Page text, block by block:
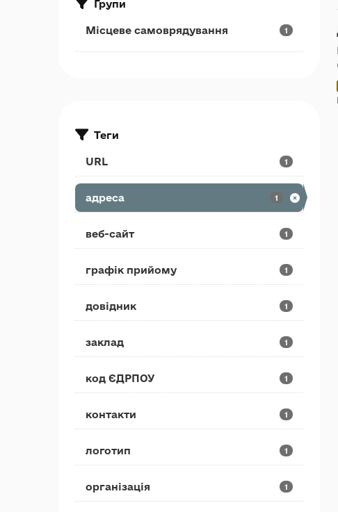
Групи
Місцеве самоврядування 1
Теги
URL 1
адреса 1
веб-сайт 1
графік прийому 1
довідник 1
заклад 1
код ЄДРПОУ 1
контакти 1
логотип 1
організація 1